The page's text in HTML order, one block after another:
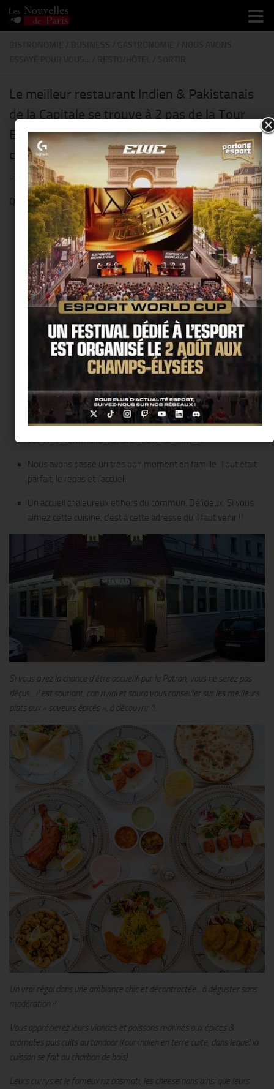
Skip to content
Le meilleur restaurant Indien & Pakistanais
de la Capitale se trouve à 2 pas de la Tour
Eiffel : le « New Jawad » vous accueille très
chaleureusement @ rue de Longchamp !!
THIERRY KER 10 AOÛT 2023· MIS À JOUR 29 AOÛT 2023
Quelques avis et recommandations lus sur internet :
The restaurant was very nice and clean. Staff was good.
Customer service was great, my friend kept asking for ice and
they gave him a bowl of it. Ordered the butter poule, biryani
poule, naan, simosas and kebabs. All very delicious. I wish the
spice level was hotter but I know the people in France probably
can’t handle the spice levels that I am used to
Nous avons dîné dans ce restaurant. Le cadre est fabuleux à 2
pas de la tour eiffel. Le restaurant est très classe, nous avons
eu un accueil chaleureux. Le repas était extrêmement bon de
l’entrée jusqu’au dessert en passant par les cocktails. J’ai déjà
le meilleur que j’ai fait. J’y reviendrai sans hésitation. Les
proprios sont très gentils et prennent le temps de s’occuper
de chacun des clients avec attention et soin. Franchement, je
vous le recommande, à faire et à refaire. Merci
Nous avons passé un très bon moment en famille. Tout était
parfait, le repas et l’accueil.
Un accueil chaleureux et hors du commun. Délicieux. Si vous
aimez cette cuisine, c’est à cette adresse qu’il faut venir !!
Si vous avez la chance d’être accueilli par le Patron, vous ne serez pas
déçus…il est souriant, convivial et saura vous conseiller sur les meilleurs
plats aux « saveurs épicés », à découvrir !!
Un vrai régal dans une ambiance chic et décontractée…à déguster sans
modération !!
Vous apprécierez leurs viandes et poissons marinés aux épices &
aromates puis cuits au tandoor (four indien en terre cuite, dans lequel la
cuisson se fait au charbon de bois).
Leurs currys et le fameux riz basmati, les cheese nans ainsi que leurs